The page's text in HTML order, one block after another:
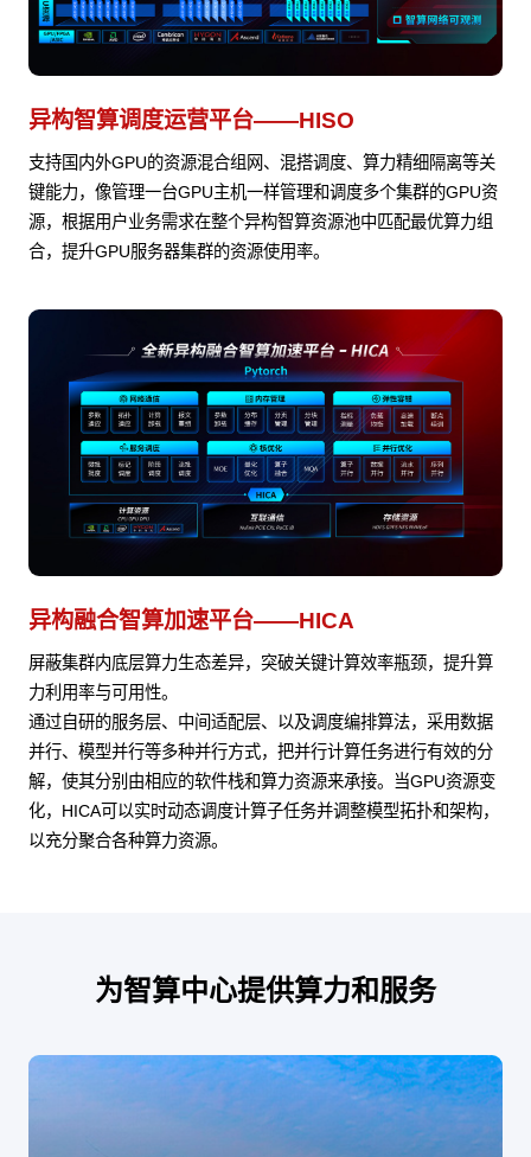
异构智算调度运营平台——HISO
支持国内外GPU的资源混合组网、混搭调度、算力精细隔离等关
键能力，像管理一台GPU主机一样管理和调度多个集群的GPU资
源，根据用户业务需求在整个异构智算资源池中匹配最优算力组
合，提升GPU服务器集群的资源使用率。
异构融合智算加速平台——HICA
屏蔽集群内底层算力生态差异，突破关键计算效率瓶颈，提升算
力利用率与可用性。
通过自研的服务层、中间适配层、以及调度编排算法，采用数据
并行、模型并行等多种并行方式，把并行计算任务进行有效的分
解，使其分别由相应的软件栈和算力资源来承接。当GPU资源变
化，HICA可以实时动态调度计算子任务并调整模型拓扑和架构，
以充分聚合各种算力资源。
为智算中心提供算力和服务